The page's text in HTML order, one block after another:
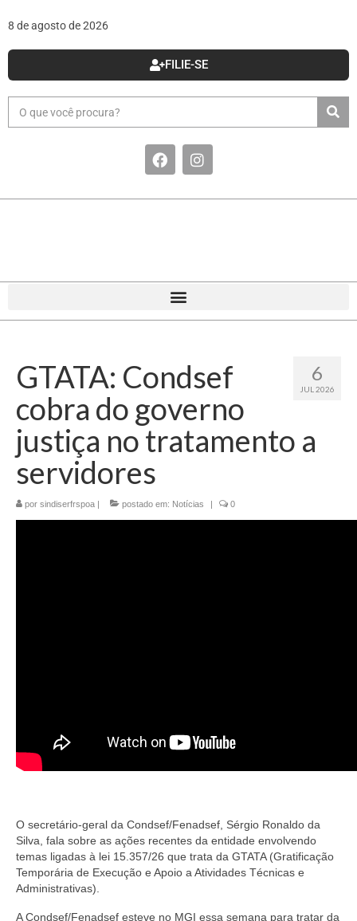
8 de agosto de 2026
FILIE-SE
6
JUL 2026
GTATA: Condsef
cobra do governo
justiça no tratamento a
servidores
por sindiserfrspoa | postado em: Notícias | 0
O secretário-geral da Condsef/Fenadsef, Sérgio Ronaldo da
Silva, fala sobre as ações recentes da entidade envolvendo
temas ligadas à lei 15.357/26 que trata da GTATA (Gratificação
Temporária de Execução e Apoio a Atividades Técnicas e
Administrativas).
A Condsef/Fenadsef esteve no MGI essa semana para tratar da